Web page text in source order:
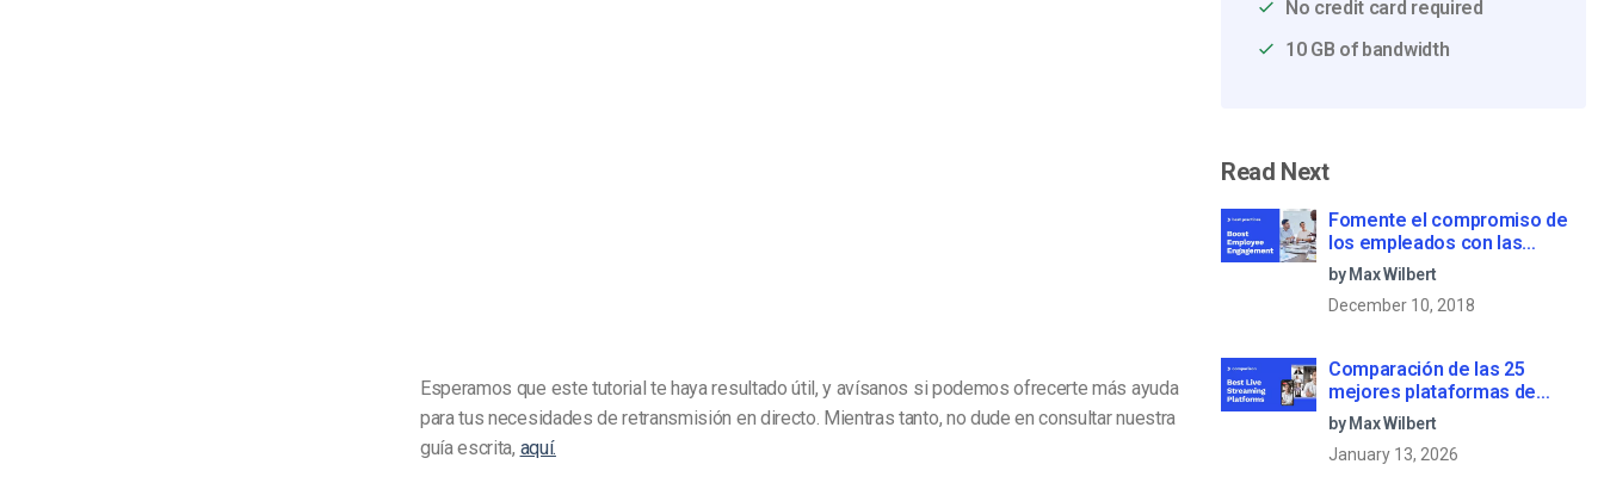
Esperamos que este tutorial te haya resultado útil, y avísanos si podemos ofrecerte más ayuda
para tus necesidades de retransmisión en directo. Mientras tanto, no dude en consultar nuestra
guía escrita, aquí.
No credit card required
10 GB of bandwidth
Read Next
Fomente el compromiso de
los empleados con las
comunicaciones corporativas
en directo
by Max Wilbert
December 10, 2018
Comparación de las 25
mejores plataformas de
streaming en directo en 2025
by Max Wilbert
January 13, 2026